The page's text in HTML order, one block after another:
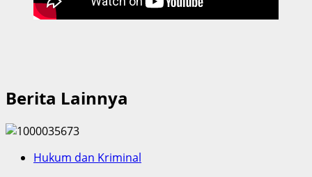
Berita Lainnya
Hukum dan Kriminal